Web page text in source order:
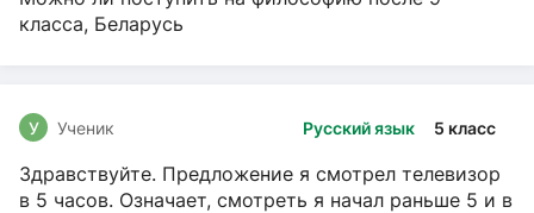
класса, Беларусь
Русский язык 5 класс
У Ученик
Здравствуйте. Предложение я смотрел телевизор
в 5 часов. Означает, смотреть я начал раньше 5 и в